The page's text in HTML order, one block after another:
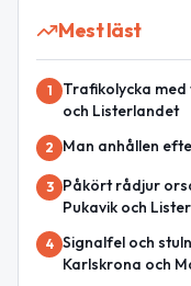
Mest läst
1
Trafikolycka
och Listerlandet
2 Man anhållen
3
Påkört rådjur
Pukavik och
4 Signalfel och
Karlskrona och